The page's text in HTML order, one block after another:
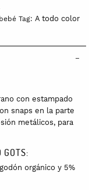
Tag: A todo color
con estampado
snaps en la parte
metálicos, para
GOTS:
orgánico y 5%